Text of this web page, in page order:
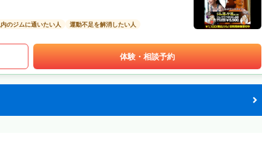
のジムに通いたい人
運動不足を解消したい人
体験・相談予約